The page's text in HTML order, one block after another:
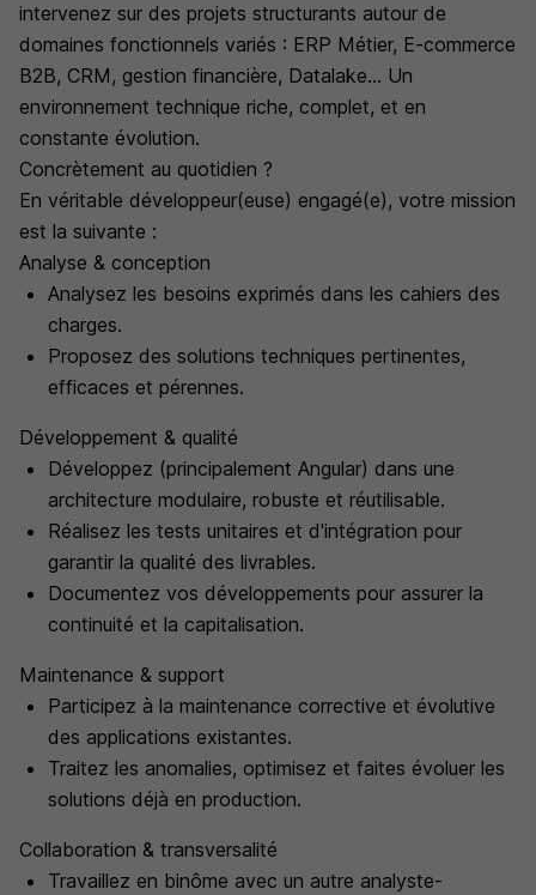
intervenez sur des projets structurants autour de
domaines fonctionnels variés : ERP Métier, E-commerce
B2B, CRM, gestion financière, Datalake... Un
environnement technique riche, complet, et en
constante évolution.
Concrètement au quotidien ?
En véritable développeur(euse) engagé(e), votre mission
est la suivante :
Analyse & conception
Analysez les besoins exprimés dans les cahiers des
charges.
Proposez des solutions techniques pertinentes,
efficaces et pérennes.
Développement & qualité
Développez (principalement Angular) dans une
architecture modulaire, robuste et réutilisable.
Réalisez les tests unitaires et d'intégration pour
garantir la qualité des livrables.
Documentez vos développements pour assurer la
continuité et la capitalisation.
Maintenance & support
Participez à la maintenance corrective et évolutive
des applications existantes.
Traitez les anomalies, optimisez et faites évoluer les
solutions déjà en production.
Collaboration & transversalité
Travaillez en binôme avec un autre analyste-